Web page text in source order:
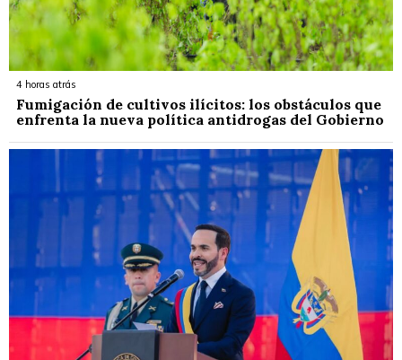
4 horas atrás
Fumigación de cultivos ilícitos: los obstáculos que
enfrenta la nueva política antidrogas del Gobierno